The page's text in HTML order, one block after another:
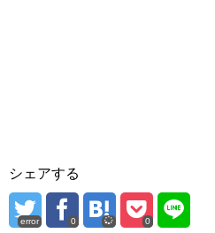
シェアする
error 0 0